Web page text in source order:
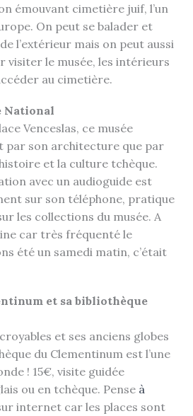
émouvant cimetière juif, l’un
On peut se balader et
l’extérieur mais on peut aussi
visiter le musée, les intérieurs
au cimetière.
National
Venceslas, ce musée
par son architecture que par
et la culture tchèque.
avec un audioguide est
sur son téléphone, pratique
les collections du musée. A
car très fréquenté le
été un samedi matin, c’était
et sa bibliothèque
et ses anciens globes
du Clementinum est l’une
! 15€, visite guidée
ou en tchèque. Pense à
internet car les places sont